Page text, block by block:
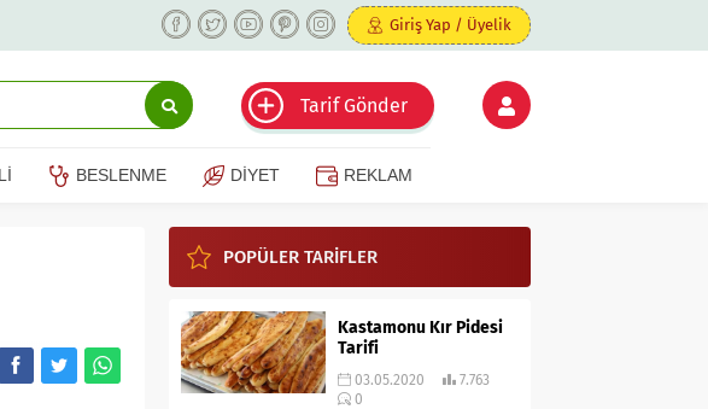
Giriş Yap / Üyelik
Tarif Gönder
BESLENME DİYET REKLAM
POPÜLER TARİFLER
Kastamonu Kır Pidesi
Tarifi
03.05.2020
7.763
0